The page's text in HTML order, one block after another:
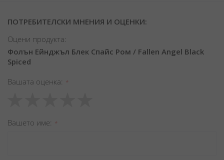
ПОТРЕБИТЕЛСКИ МНЕНИЯ И ОЦЕНКИ:
Оцени продукта:
Фолън Ейнджъл Блек Спайс Ром / Fallen Angel Black
Spiced
Вашата оценка
star
stars
stars
stars
stars
Вашето име